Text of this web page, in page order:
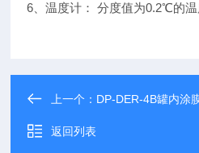
6、温度计： 分度值为0.2℃的温
上一个： DP-DER-4B罐内涂
返回列表